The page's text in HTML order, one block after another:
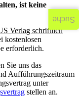
ist keine
Verlag schriftlich
kostenlosen
erforderlich.
Sie uns das
Aufführungszeitraum
unter
stellen an.
Suche